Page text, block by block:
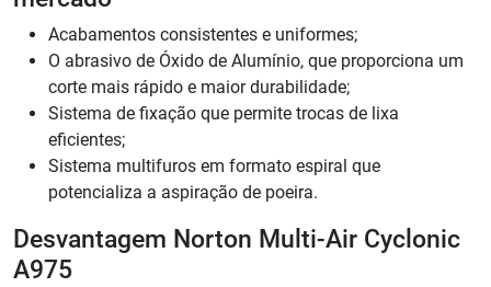
Acabamentos consistentes e uniformes;
O abrasivo de Óxido de Alumínio, que proporciona um
corte mais rápido e maior durabilidade;
Sistema de fixação que permite trocas de lixa
eficientes;
Sistema multifuros em formato espiral que
potencializa a aspiração de poeira.
Desvantagem Norton Multi-Air Cyclonic
A975